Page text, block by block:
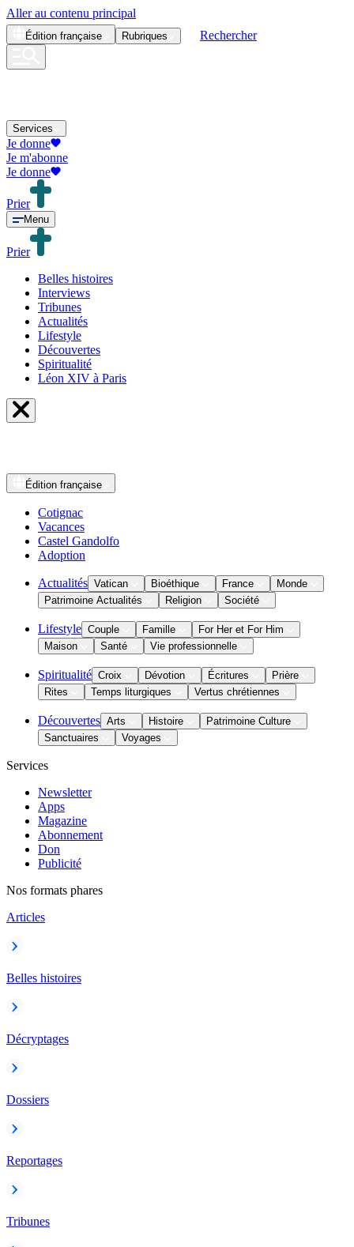
Aller au contenu principal
Édition française Rubriques Rechercher
Services
Je donne
Je m'abonne
Je donne
Prier
Menu
Prier
Belles histoires
Interviews
Tribunes
Actualités
Lifestyle
Découvertes
Spiritualité
Léon XIV à Paris
Édition française
Cotignac
Vacances
Castel Gandolfo
Adoption
Actualités Vatican Bioéthique France
Monde
Patrimoine Actualités
Religion Société
Lifestyle Couple Famille
For Her et For Him
Maison
Santé Vie professionnelle
Spiritualité Croix Dévotion Écritures
Prière
Rites
Temps liturgiques Vertus chrétiennes
Découvertes Arts Histoire
Patrimoine Culture
Sanctuaires
Voyages
Services
Newsletter
Apps
Magazine
Abonnement
Don
Publicité
Nos formats phares
Articles
Belles histoires
Décryptages
Dossiers
Reportages
Tribunes